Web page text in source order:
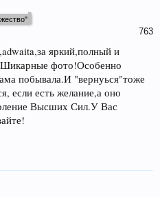
763
яркий,полный и
фото!Особенно
побывала.И "вернуься"тоже
если есть желание,а оно
Высших Сил.У Вас